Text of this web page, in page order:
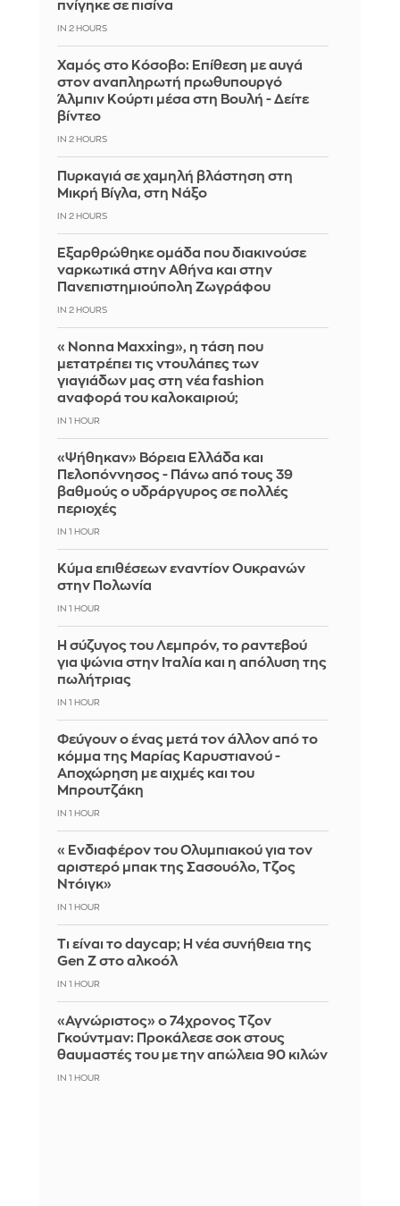
πνίγηκε σε πισίνα
IN 2 HOURS
Χαμός στο Κόσοβο: Επίθεση με αυγά
στον αναπληρωτή πρωθυπουργό
Άλμπιν Κούρτι μέσα στη Βουλή - Δείτε
βίντεο
IN 2 HOURS
Πυρκαγιά σε χαμηλή βλάστηση στη
Μικρή Βίγλα, στη Νάξο
IN 2 HOURS
Εξαρθρώθηκε ομάδα που διακινούσε
ναρκωτικά στην Αθήνα και στην
Πανεπιστημιούπολη Ζωγράφου
IN 2 HOURS
«Nonna Maxxing», η τάση που
μετατρέπει τις ντουλάπες των
γιαγιάδων μας στη νέα fashion
αναφορά του καλοκαιριού;
IN 1 HOUR
«Ψήθηκαν» Βόρεια Ελλάδα και
Πελοπόννησος - Πάνω από τους 39
βαθμούς ο υδράργυρος σε πολλές
περιοχές
IN 1 HOUR
Κύμα επιθέσεων εναντίον Ουκρανών
στην Πολωνία
IN 1 HOUR
Η σύζυγος του Λεμπρόν, το ραντεβού
για ψώνια στην Ιταλία και η απόλυση της
πωλήτριας
IN 1 HOUR
Φεύγουν ο ένας μετά τον άλλον από το
κόμμα της Μαρίας Καρυστιανού -
Αποχώρηση με αιχμές και του
Μπρουτζάκη
IN 1 HOUR
«Ενδιαφέρον του Ολυμπιακού για τον
αριστερό μπακ της Σασουόλο, Τζος
Ντόιγκ»
IN 1 HOUR
Τι είναι το daycap; Η νέα συνήθεια της
Gen Z στο αλκοόλ
IN 1 HOUR
«Αγνώριστος» ο 74χρονος Τζον
Γκούντμαν: Προκάλεσε σοκ στους
θαυμαστές του με την απώλεια 90 κιλών
IN 1 HOUR